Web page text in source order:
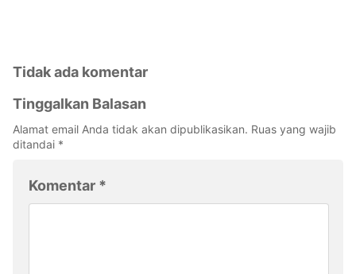
Tidak ada komentar
Tinggalkan Balasan
Alamat email Anda tidak akan dipublikasikan. Ruas yang wajib
ditandai *
Komentar *